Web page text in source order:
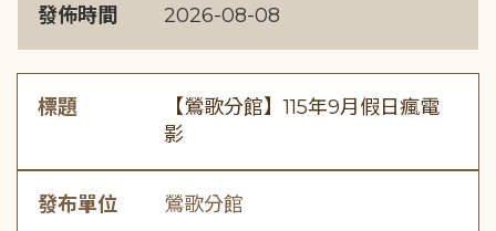
發佈時間 2026-08-08
標題
【鶯歌分館】115年9月假日瘋電
影
發布單位 鶯歌分館